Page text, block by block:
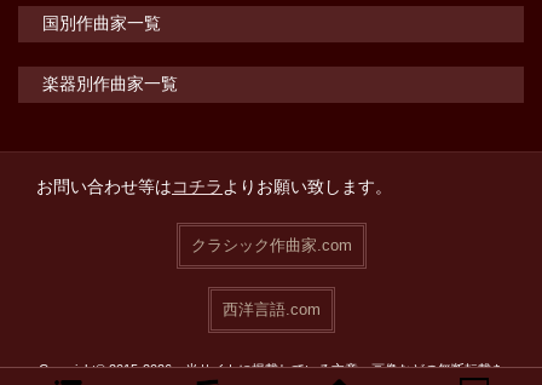
国別作曲家一覧
楽器別作曲家一覧
お問い合わせ等はコチラよりお願い致します。
クラシック作曲家.com
西洋言語.com
Copyright© 2015-2026 当サイトに掲載している文章・画像などの無断転載を